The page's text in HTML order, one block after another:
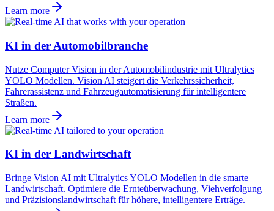
Learn more
KI in der Automobilbranche
Nutze Computer Vision in der Automobilindustrie mit Ultralytics
YOLO Modellen. Vision AI steigert die Verkehrssicherheit,
Fahrerassistenz und Fahrzeugautomatisierung für intelligentere
Straßen.
Learn more
KI in der Landwirtschaft
Bringe Vision AI mit Ultralytics YOLO Modellen in die smarte
Landwirtschaft. Optimiere die Ernteüberwachung, Viehverfolgung
und Präzisionslandwirtschaft für höhere, intelligentere Erträge.